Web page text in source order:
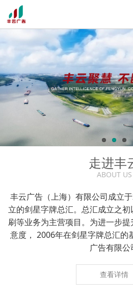
走进丰
ABOUT US
丰云广告（上海）有限公司成立
立的剑星字牌总汇。总汇成立之
刷等业务为主营项目。为进一步
意度， 2006年在剑星字牌总汇的
广告有限公
查看详情